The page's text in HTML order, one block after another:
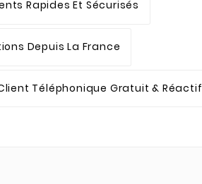
Rapides Et Sécurisés
Depuis La France
Téléphonique Gratuit & Réactif